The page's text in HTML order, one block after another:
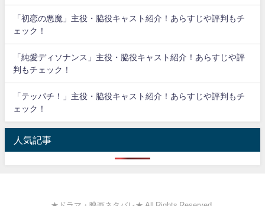
「初恋の悪魔」主役・脇役キャスト紹介！あらすじや評判もチ
ェック！
「純愛ディソナンス」主役・脇役キャスト紹介！あらすじや評
判もチェック！
「テッパチ！」主役・脇役キャスト紹介！あらすじや評判もチ
ェック！
人気記事